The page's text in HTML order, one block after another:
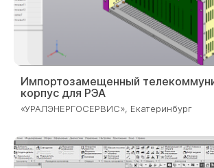
Импортозамещенный
корпус для РЭА
«УРАЛЭНЕРГОСЕРВИС», Екатеринбург